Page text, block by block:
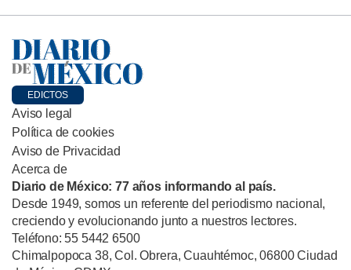
EDICTOS
Aviso legal
Política de cookies
Aviso de Privacidad
Acerca de
Diario de México: 77 años informando al país.
Desde 1949, somos un referente del periodismo nacional,
creciendo y evolucionando junto a nuestros lectores.
Teléfono: 55 5442 6500
Chimalpopoca 38, Col. Obrera, Cuauhtémoc, 06800 Ciudad